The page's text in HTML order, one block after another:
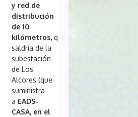
y red de
distribución
de 10
kilómetros, que
saldría de la
subestación
de Los
Alcores (que
suministra
a EADS-
CASA, en el